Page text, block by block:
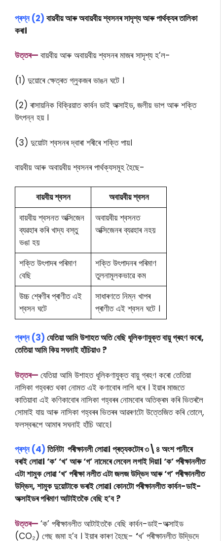
প্ৰশ্ন (2) বায়বীয় আৰু অবায়বীয় শ্বসনৰ সাদৃশ্য আৰু পাৰ্থক্যৰ তালিকা
কৰা।
উত্তৰ— বায়বীয় আৰু অবায়বীয় শ্বসনৰ মাজৰ সাদৃশ্য হ’ল-
(1) দুয়ােৰে ক্ষেত্ৰত গ্লুকজৰ ভাঙন ঘটে ।
(2) ৰাসায়নিক বিক্রিয়াত কার্বন ডাই অক্সাইড, জলীয় ভাপ আৰু শক্তি
উৎপন্ন হয় ।
(3) দুয়োটা শ্বসনৰ দ্বাৰা শৰীৰে শক্তি পায়।
বায়বীয় আৰু অবায়বীয় শ্বসনৰ পাৰ্থক্যসমূহ হৈছে-
বায়বীয় শ্বসন
অবায়বীয় শ্বসন
বায়বীয় শ্বসনত অক্সিজেন
ব্যৱহাৰ কৰি খাদ্য বস্তু
ভঙা হয়
অবায়বীয় শ্বসনত
অক্সিজেনৰ ব্যৱহাৰ নহয়
শক্তি উৎপাদৰ পৰিমাণ
বেছি
শক্তি উৎপাদনৰ পৰিমাণ
তুলনামূলকভাৱে কম
উচ্চ শ্ৰেণীৰ প্ৰাণীত এই
শ্বসন ঘটে
সাধাৰণতে নিম্ন খাপৰ
প্ৰাণীত এই শ্বসন ঘটে ।
প্ৰশ্ন (3) যেতিয়া আমি উশাহত অতি বেছি ধূলিকণাযুক্ত বায়ু গ্ৰহণ কৰো,
তেতিয়া আমি কিয় সঘনাই হাঁচিয়াও ?
উত্তৰ— যেতিয়া আমি উশাহত ধূলিকণাযুক্ত বায়ু গ্ৰহণ কৰো তেতিয়া
নাসিকা গহ্বৰত থকা নোমত এই কণাবােৰ লাগি ধৰে । ইয়াৰ মাজতে
কাতিয়াবা এই কণিকাবােৰ নাসিকা গহ্বৰৰ নোমবোৰ অতিক্ৰম কৰি ভিতৰলৈ
সোমাই যায় আৰু নাসিকা গহ্বৰৰ ভিতৰৰ আৱৰণটো উত্তেজিত কৰি তোলে,
ফলস্বৰূপে আমাৰ সঘনাই হাঁচি আহে।
প্ৰশ্ন (4) তিনিটা পৰীক্ষানলী লোৱা। প্ৰত্যকটোৰ ৩\৪ অংশ পানীৰে
বৰাই লোৱা। ‘ক’ ‘খ’ আৰু ‘গ’ নামেৰে লেবেল লগাই দিয়া। ‘ক’ পৰীক্ষানলীত
এটা শামুক লোৱা ‘খ’ পৰীক্ষা নলীত এটা জলজ উদ্ভিদ আৰু ‘গ’ পৰীক্ষানলীত
উদ্ভিদ, শামুক দুয়োটাকে ভৰাই লোৱা। কোনটো পৰীক্ষানলীত কাৰ্বন-ডাই-
অক্সাইডৰ পৰিমাণ আটাইতকৈ বেছি হ’ব ?
উত্তৰ— ‘ক’ পৰীক্ষানলীত আটাইতকৈ বেছি কাৰ্বন-ডাই-অক্সাইড
(CO₂) গেছ জমা হ’ব । ইয়াৰ কাৰণ হৈছে- ‘খ’ পৰীক্ষানলীত উদ্ভিদে